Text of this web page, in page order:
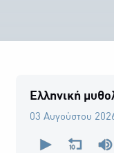
Ελληνική
03 Αυγούστου
seconds